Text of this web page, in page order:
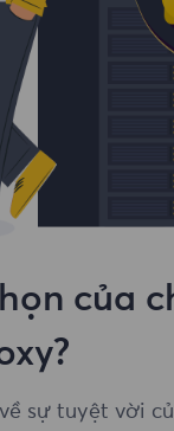
của
sự tuyệt vời